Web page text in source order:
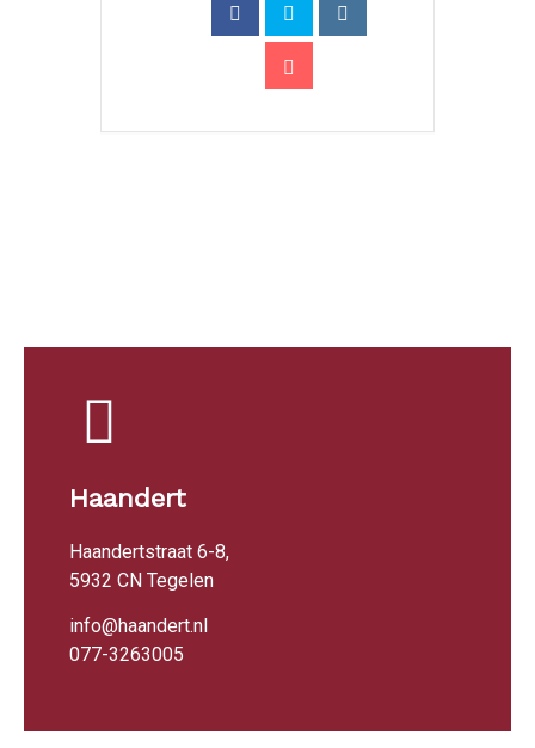
Haandert
Haandertstraat 6-8,
5932 CN Tegelen
info@haandert.nl
077-3263005